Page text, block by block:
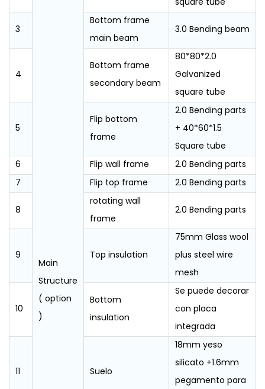
Main
Structure
( option
)
square tube
3
Bottom frame
main beam
3.0 Bending beam
4
Bottom frame
secondary beam
80*80*2.0
Galvanized
square tube
5
Flip bottom
frame
2.0 Bending parts
+ 40*60*1.5
Square tube
6
Flip wall frame
2.0 Bending parts
7
Flip top frame
2.0 Bending parts
8
rotating wall
frame
2.0 Bending parts
9 Top insulation
75mm Glass wool
plus steel wire
mesh
10
Bottom
insulation
Se puede decorar
con placa
integrada
11 Suelo
18mm yeso
silicato +1.6mm
pegamento para